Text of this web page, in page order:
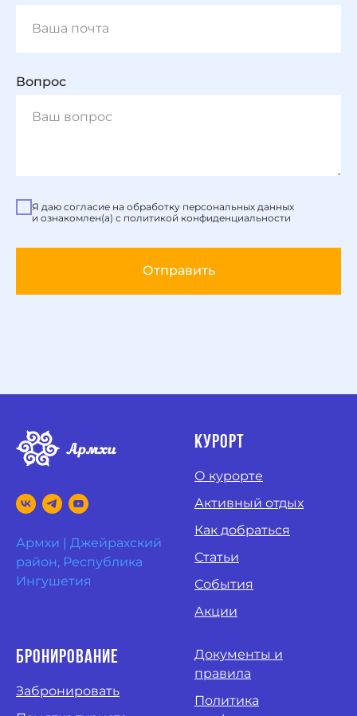
Вопрос
Я даю согласие на обработку персональных данных
и ознакомлен(а) с политикой конфиденциальности
Отправить
Армхи | Джейрахский
район, Республика
Ингушетия
курорт
О курорте
Активный отдых
Как добраться
Статьи
События
Акции
Бронирование
Забронировать
Документы и
правила
Политика